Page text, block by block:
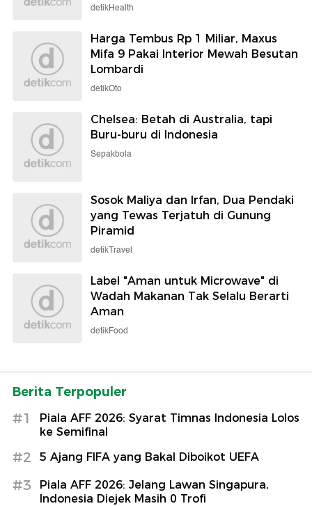
detikHealth
Harga Tembus Rp 1 Miliar, Maxus
Mifa 9 Pakai Interior Mewah Besutan
Lombardi
detikOto
Chelsea: Betah di Australia, tapi
Buru-buru di Indonesia
Sepakbola
Sosok Maliya dan Irfan, Dua Pendaki
yang Tewas Terjatuh di Gunung
Piramid
detikTravel
Label "Aman untuk Microwave" di
Wadah Makanan Tak Selalu Berarti
Aman
detikFood
Berita Terpopuler
#1
Piala AFF 2026: Syarat Timnas Indonesia Lolos
ke Semifinal
#2 5 Ajang FIFA yang Bakal Diboikot UEFA
#3
Piala AFF 2026: Jelang Lawan Singapura,
Indonesia Diejek Masih 0 Trofi